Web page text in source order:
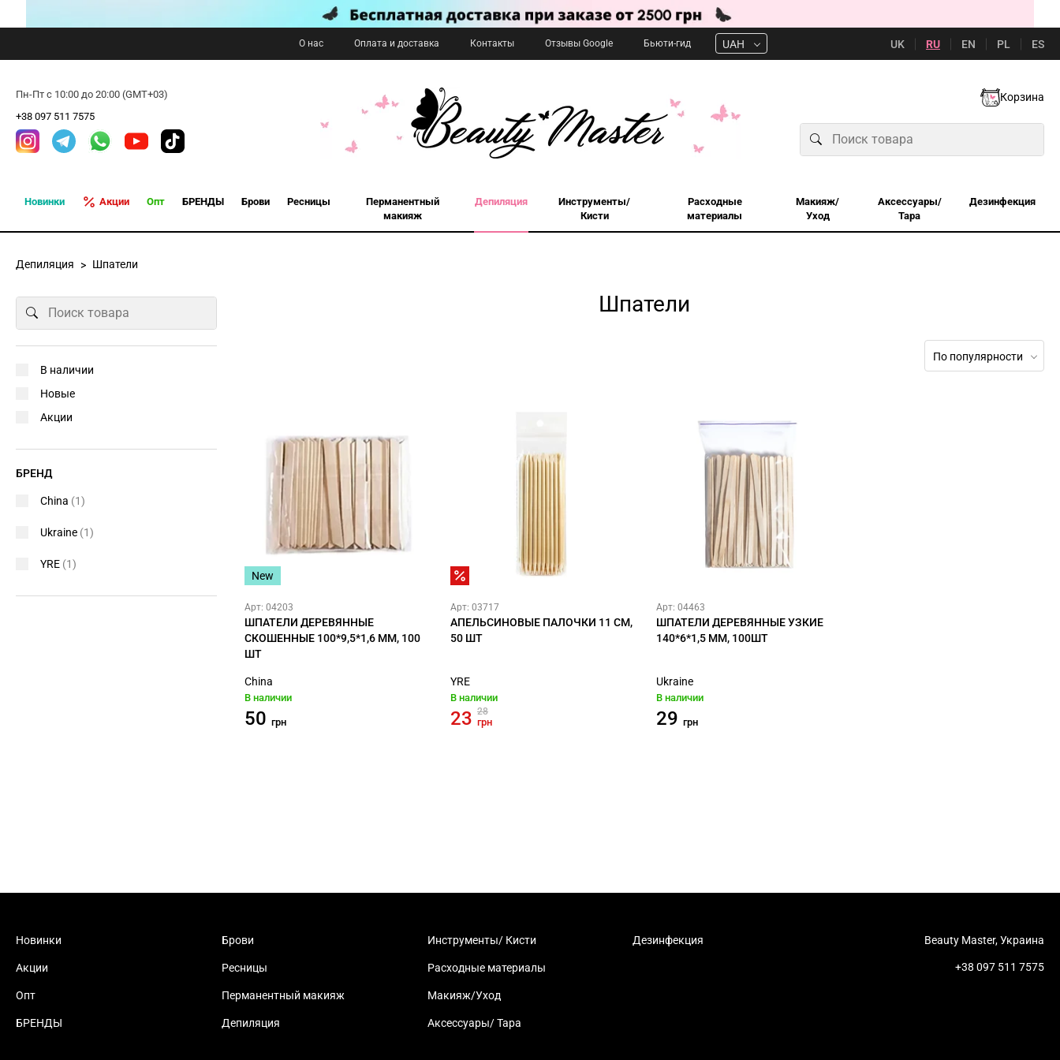
О нас Оплата и доставка Контакты Отзывы Google Бьюти-гид UAH UK RU EN PL ES
Пн-Пт с 10:00 до 20:00 (GMT+03)
+38 097 511 7575
Корзина
Новинки Акции Опт БРЕНДЫ Брови Ресницы
Перманентный
макияж
Депиляция
Инструменты/
Кисти
Расходные
материалы
Макияж/
Уход
Аксессуары/
Тара
Дезинфекция
Депиляция Шпатели
Шпатели
По популярности
New
Арт: 04203
ШПАТЕЛИ ДЕРЕВЯННЫЕ
СКОШЕННЫЕ 100*9,5*1,6 ММ, 100
ШТ
China
В наличии
50 грн
Арт: 03717
АПЕЛЬСИНОВЫЕ ПАЛОЧКИ 11 СМ,
50 ШТ
YRE
В наличии
23 28
грн
Арт: 04463
ШПАТЕЛИ ДЕРЕВЯННЫЕ УЗКИЕ
140*6*1,5 ММ, 100ШТ
Ukraine
В наличии
29 грн
В наличии
Новые
Акции
БРЕНД
China (1)
Ukraine (1)
YRE (1)
Новинки
Акции
Опт
БРЕНДЫ
Брови
Ресницы
Перманентный макияж
Депиляция
Инструменты/ Кисти
Расходные материалы
Макияж/Уход
Аксессуары/ Тара
Дезинфекция Beauty Master, Украина
+38 097 511 7575